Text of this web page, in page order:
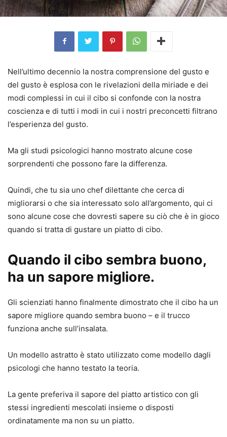
Nell’ultimo decennio la nostra comprensione del gusto e
del gusto è esplosa con le rivelazioni della miriade e dei
modi complessi in cui il cibo si confonde con la nostra
coscienza e di tutti i modi in cui i nostri preconcetti filtrano
l’esperienza del gusto.
Ma gli studi psicologici hanno mostrato alcune cose
sorprendenti che possono fare la differenza.
Quindi, che tu sia uno chef dilettante che cerca di
migliorarsi o che sia interessato solo all’argomento, qui ci
sono alcune cose che dovresti sapere su ciò che è in gioco
quando si tratta di gustare un piatto di cibo.
Quando il cibo sembra buono,
ha un sapore migliore.
Gli scienziati hanno finalmente dimostrato che il cibo ha un
sapore migliore quando sembra buono – e il trucco
funziona anche sull’insalata.
Un modello astratto è stato utilizzato come modello dagli
psicologi che hanno testato la teoria.
La gente preferiva il sapore del piatto artistico con gli
stessi ingredienti mescolati insieme o disposti
ordinatamente ma non su un piatto.